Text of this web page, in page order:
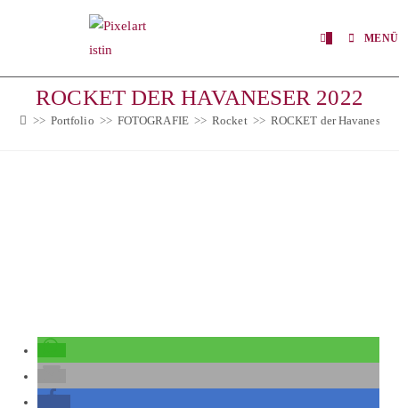
MENÜ
ROCKET DER HAVANESER 2022
>> Portfolio >> FOTOGRAFIE >> Rocket >> ROCKET der Havaneser